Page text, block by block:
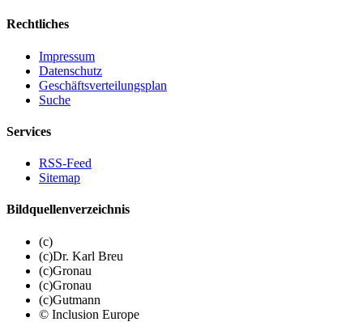
Rechtliches
Impressum
Datenschutz
Geschäftsverteilungsplan
Suche
Services
RSS-Feed
Sitemap
Bildquellenverzeichnis
(c)
(c)Dr. Karl Breu
(c)Gronau
(c)Gronau
(c)Gutmann
© Inclusion Europe